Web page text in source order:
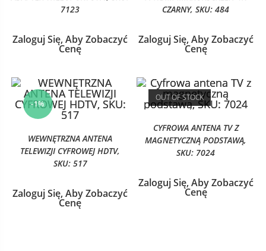
7123
Zaloguj Się, Aby Zobaczyć
Cenę
CZARNY, SKU: 484
Zaloguj Się, Aby Zobaczyć
Cenę
-1%
WEWNĘTRZNA ANTENA
TELEWIZJI CYFROWEJ HDTV,
SKU: 517
Zaloguj Się, Aby Zobaczyć
Cenę
OUT OF STOCK
CYFROWA ANTENA TV Z
MAGNETYCZNĄ PODSTAWĄ,
SKU: 7024
Zaloguj Się, Aby Zobaczyć
Cenę